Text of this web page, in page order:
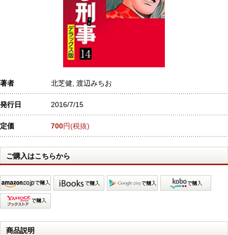
著者 北芝健, 渡辺みちお
発行日 2016/7/15
定価 700円(税抜)
ご購入はこちらから
商品説明